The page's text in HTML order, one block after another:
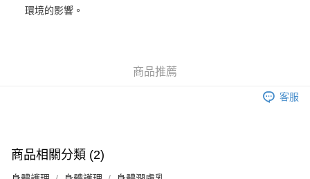
WeChat Pay
銀行匯款 請將存款存到以下銀行帳戶，並於存款單據寫上訂單編號後電郵至
eshop@colourmix-cosmetics.com** **我們不會處理沒有提供存款單據的訂
單。 如果訂購後七個工作天內我們未能收到有關存款，有關訂單將被取消。
付款後順豐站及營業點取貨
環境的影響。
商品推薦
客服
商品相關分類 (2)